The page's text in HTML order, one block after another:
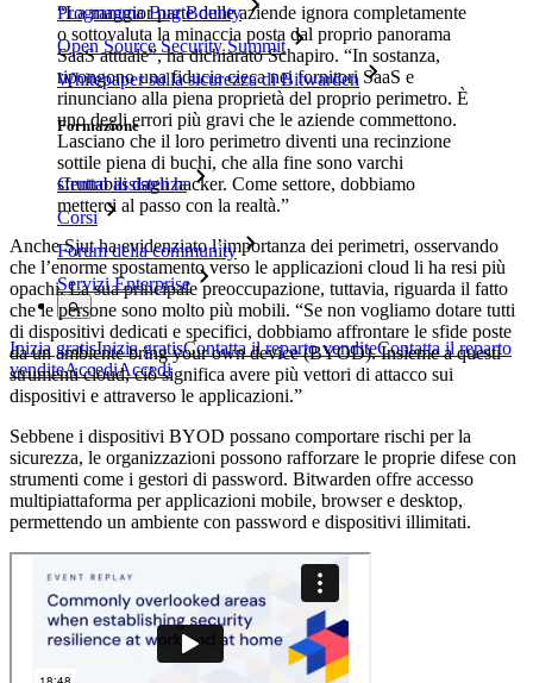
Programma Bug Bounty
Open Source Security Summit
Whitepaper sulla sicurezza di Bitwarden
Formazione
Centro assistenza
Corsi
Forum della community
Servizi Enterprise
Inizia gratisInizia gratisContatta il reparto venditeContatta il reparto
venditeAccediAccedi
“La maggior parte delle aziende ignora completamente
o sottovaluta la minaccia posta dal proprio panorama
SaaS attuale”, ha dichiarato Schapiro. “In sostanza,
ripongono una fiducia cieca nei fornitori SaaS e
rinunciano alla piena proprietà del proprio perimetro. È
uno degli errori più gravi che le aziende commettono.
Lasciano che il loro perimetro diventi una recinzione
sottile piena di buchi, che alla fine sono varchi
sfruttabili dagli hacker. Come settore, dobbiamo
metterci al passo con la realtà.”
Anche Sjut ha evidenziato l’importanza dei perimetri, osservando
che l’enorme spostamento verso le applicazioni cloud li ha resi più
opachi. La sua principale preoccupazione, tuttavia, riguarda il fatto
che le persone sono molto più mobili. “Se non vogliamo dotare tutti
di dispositivi dedicati e specifici, dobbiamo affrontare le sfide poste
da un ambiente bring your own device (BYOD). Insieme a questi
strumenti cloud, ciò significa avere più vettori di attacco sui
dispositivi e attraverso le applicazioni.”
Sebbene i dispositivi BYOD possano comportare rischi per la
sicurezza, le organizzazioni possono rafforzare le proprie difese con
strumenti come i gestori di password. Bitwarden offre accesso
multipiattaforma per applicazioni mobile, browser e desktop,
permettendo un ambiente con password e dispositivi illimitati.